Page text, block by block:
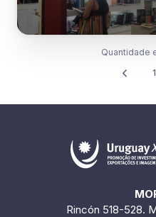
Quantidade
Rincón 518-528.